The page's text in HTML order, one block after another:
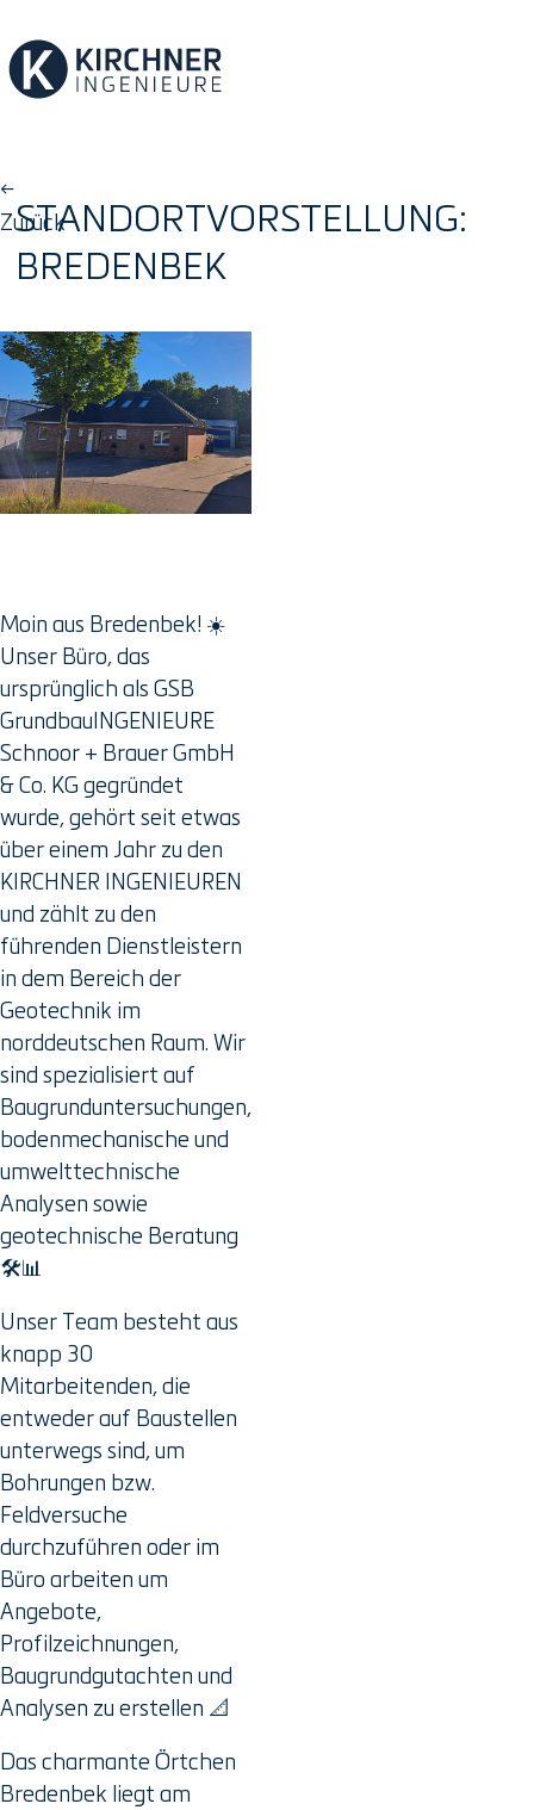
←
Zurück
STANDORTVORSTELLUNG:
BREDENBEK
Moin aus Bredenbek! ☀️
Unser Büro, das
ursprünglich als GSB
GrundbauINGENIEURE
Schnoor + Brauer GmbH
& Co. KG gegründet
wurde, gehört seit etwas
über einem Jahr zu den
KIRCHNER INGENIEUREN
und zählt zu den
führenden Dienstleistern
in dem Bereich der
Geotechnik im
norddeutschen Raum. Wir
sind spezialisiert auf
Baugrunduntersuchungen,
bodenmechanische und
umwelttechnische
Analysen sowie
geotechnische Beratung
🛠️📊
Unser Team besteht aus
knapp 30
Mitarbeitenden, die
entweder auf Baustellen
unterwegs sind, um
Bohrungen bzw.
Feldversuche
durchzuführen oder im
Büro arbeiten um
Angebote,
Profilzeichnungen,
Baugrundgutachten und
Analysen zu erstellen 📐
Das charmante Örtchen
Bredenbek liegt am